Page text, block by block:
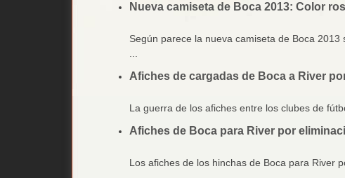
Nueva camiseta de Boca 2013: Color
Según parece la nueva camiseta de Boca
Afiches de cargadas de Boca a River
La guerra de los afiches entre los clubes de
Afiches de Boca para River por
Los afiches de los hinchas de Boca para River